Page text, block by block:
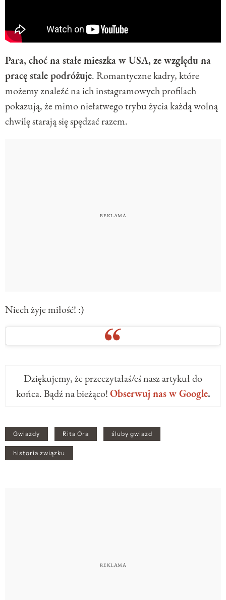
Para, choć na stałe mieszka w USA, ze względu na
pracę stale podróżuje. Romantyczne kadry, które
możemy znaleźć na ich instagramowych profilach
pokazują, że mimo niełatwego trybu życia każdą wolną
chwilę starają się spędzać razem.
Niech żyje miłość! :)
Dziękujemy, że przeczytałaś/eś nasz artykuł do
końca. Bądź na bieżąco!Obserwuj nas w Google.
Gwiazdy Rita Ora śluby gwiazd
historia związku